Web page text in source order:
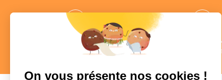
des CONSEILLERS
au profil vérifié
des
On vous présente nos cookies !